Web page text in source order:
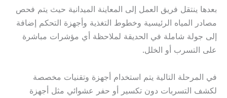
بعدها ينتقل فريق العمل إلى المعاينة الميدانية حيث يتم فحص
مصادر المياه الرئيسية وخطوط التغذية وأجهزة التحكم إضافة
إلى جولة شاملة في الحديقة لملاحظة أي مؤشرات مباشرة
على التسرب أو الخلل.
في المرحلة التالية يتم استخدام أجهزة وتقنيات مخصصة
لكشف التسربات دون تكسير أو حفر عشوائي مثل أجهزة